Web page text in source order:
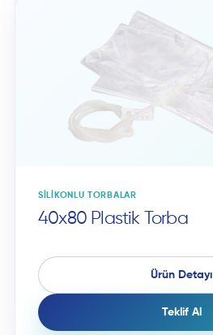
SILIKONLU TORBALAR
40x80 Plastik Torba
Ürün Detayı
Teklif Al